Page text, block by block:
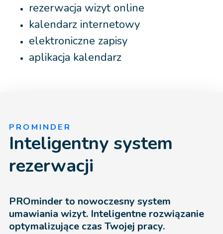
rezerwacja wizyt online
kalendarz internetowy
elektroniczne zapisy
aplikacja kalendarz
PROMINDER
Inteligentny system
rezerwacji
PROminder to nowoczesny system
umawiania wizyt. Inteligentne rozwiązanie
optymalizujące czas Twojej pracy.